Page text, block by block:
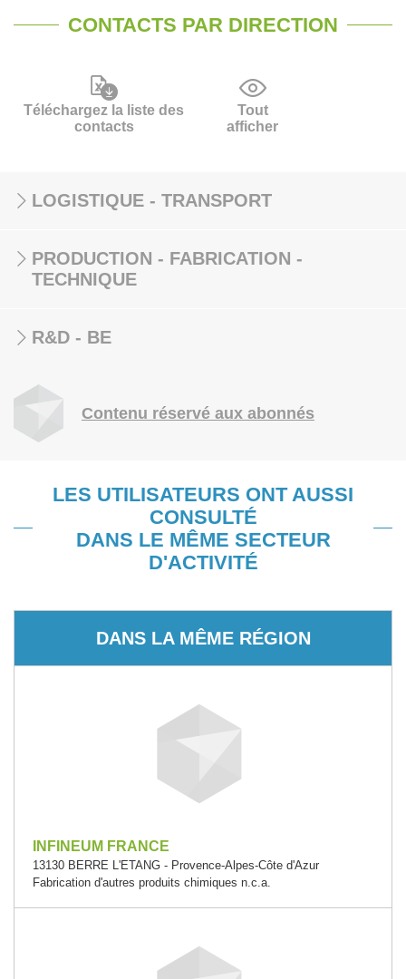
CONTACTS PAR DIRECTION
Téléchargez la liste des
contacts
Tout
afficher
LOGISTIQUE - TRANSPORT
PRODUCTION - FABRICATION -
TECHNIQUE
R&D - BE
Contenu réservé aux abonnés
LES UTILISATEURS ONT AUSSI
CONSULTÉ
DANS LE MÊME SECTEUR
D'ACTIVITÉ
DANS LA MÊME RÉGION
INFINEUM FRANCE
13130 BERRE L'ETANG - Provence-Alpes-Côte d'Azur
Fabrication d'autres produits chimiques n.c.a.